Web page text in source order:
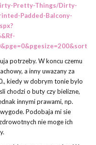
Pretty-Things/Dirty-
Padded-Balcony-
potrzeby. W koncu czemu
a inny uwazany za
kiedy w dobrym tonie bylo
chodzi o buty czy bielizne,
innymi prawami, np.
Podobaja mi sie
nie moge ich